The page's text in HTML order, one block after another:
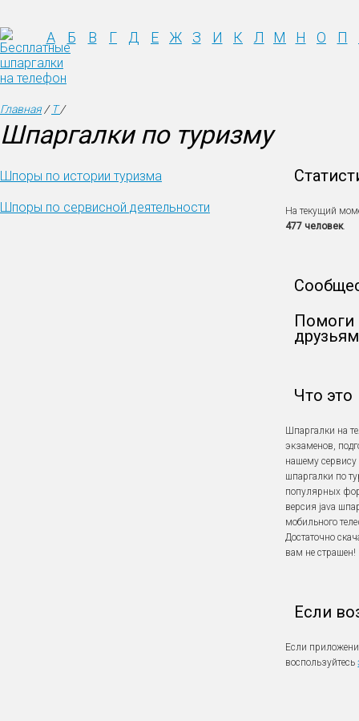
А Б В Г Д Е Ж З И К Л М Н О П
Главная/Т/
Шпаргалки по туризму
Шпоры по истории туризма
Шпоры по сервисной деятельности
На текущий
477 человек.
Помоги
Что это
Шпаргалки на
экзаменов,
нашему сервису
шпаргалки по
популярных
версия java
мобильного
Достаточно
вам не страшен!
Если
Если
воспользуйтесь